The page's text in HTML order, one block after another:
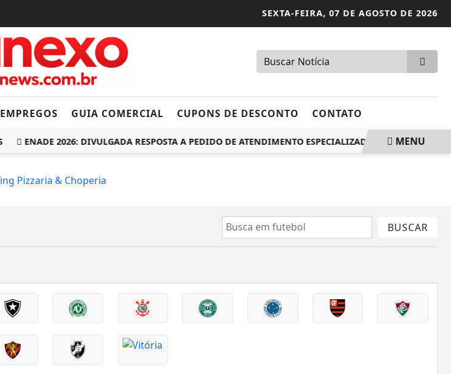
SEXTA-FEIRA, 07 DE AGOSTO DE 2026
EMPREGOS GUIA COMERCIAL CUPONS DE DESCONTO CONTATO
ENADE 2026: DIVULGADA RESPOSTA A PEDIDO DE ATENDIMENTO ESPECIALIZADO COMISSÃO
MENU
BUSCAR